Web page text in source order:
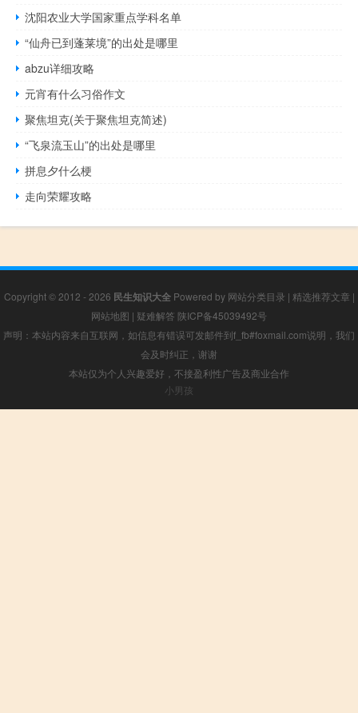
沈阳农业大学国家重点学科名单
“仙舟已到蓬莱境”的出处是哪里
abzu详细攻略
元宵有什么习俗作文
聚焦坦克(关于聚焦坦克简述)
“飞泉流玉山”的出处是哪里
拼息夕什么梗
走向荣耀攻略
Copyright © 2012 - 2026 民生知识大全Powered by 网站分类目录 | 精选推荐文章 |
网站地图 | 疑难解答 陕ICP备45039492号
声明：本站内容来自互联网，如信息有错误可发邮件到f_fb#foxmail.com说明，我们
会及时纠正，谢谢
本站仅为个人兴趣爱好，不接盈利性广告及商业合作
小男孩